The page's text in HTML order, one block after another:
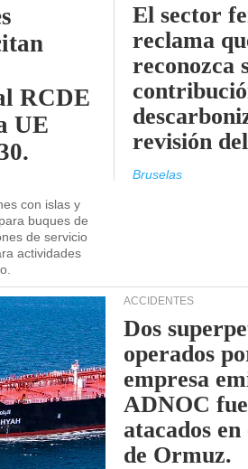
RCDE
UE
con islas y
buques de
de servicio
actividades
El sector
reclama
reconozca
revisión
Bruselas
ACCIDENTES
Dos
operados
empresa
ADNOC
atacados
de Ormuz.